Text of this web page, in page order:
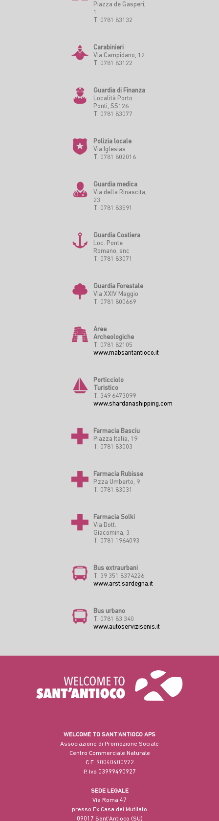
Piazza de Gasperi,
1
T. 0781 83132
Carabinieri
Via Campidano, 12
T. 0781 83122
Guardia di Finanza
Località Porto
Ponti, SS126
T. 0781 83077
Polizia locale
Via Iglesias
T. 0781 802016
Guardia medica
Via della Rinascita,
23
T. 0781 83591
Guardia Costiera
Loc. Ponte
Romano, snc
T. 0781 83071
Guardia Forestale
Via XXIV Maggio
T. 0781 800669
Aree
Archeologiche
T. 0781 82105
www.mabsantantioco.it
Porticciolo
Turistico
T. 349 6473099
www.shardanashipping.com
Farmacia Basciu
Piazza Italia, 19
T. 0781 83003
Farmacia Rubisse
P.zza Umberto, 9
T. 0781 83031
Farmacia Solki
Via Dott.
Giacomina, 3
T. 0781 1964093
Bus extraurbani
T. 39 351 8374226
www.arst.sardegna.it
Bus urbano
T. 0781 83 340
www.autoservizisenis.it
WELCOME TO SANT’ANTIOCO APS
Associazione di Promozione Sociale
Centro Commerciale Naturale
C.F. 90040400922
P. Iva 03999490927
SEDE LEGALE
Via Roma 47
presso Ex Casa del Mutilato
09017 Sant’Antioco (SU)